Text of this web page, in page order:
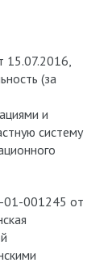
(за
и
систему
01-001245 от